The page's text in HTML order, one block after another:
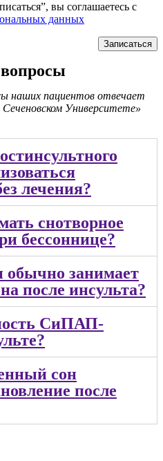
вы соглашаетесь с
данных
наших пациентов отвечает
Университете»
лечения?
снотворное
бессоннице?
обычно занимает
после инсульта?
СиПАП-
сон
после